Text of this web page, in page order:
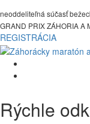
neoddeliteľná súčasť
GRAND PRIX ZÁHORIA A
REGISTRÁCIA
Rýchle